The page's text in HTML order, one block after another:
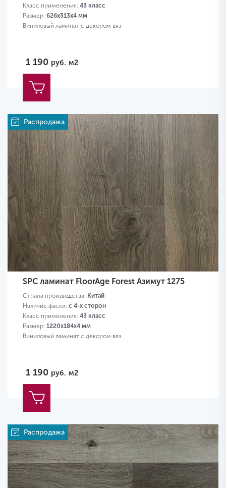
Класс применения: 43 класс
Размер: 626х313х4 мм
Виниловый ламинат с декором вяз
1 190 руб. м2
Распродажа
SPC ламинат FloorAge Forest Азимут 1275
Страна производства: Китай
Наличие фаски: с 4-х сторон
Класс применения: 43 класс
Размер: 1220х184х4 мм
Виниловый ламинат с декором вяз
1 190 руб. м2
Распродажа